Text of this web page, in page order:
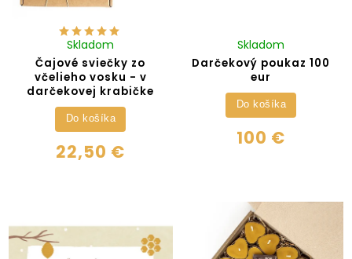
Čajové sviečky zo
včelieho vosku - v
darčekovej krabičke
Skladom
22,50 €
Do košíka
Darčekový poukaz 100
eur
Skladom
100 €
Do košíka